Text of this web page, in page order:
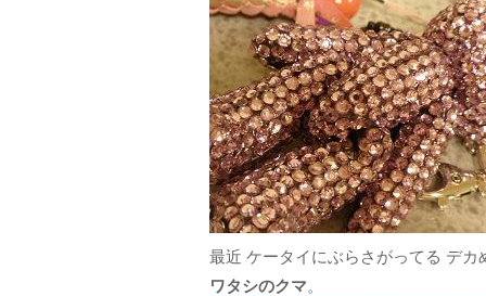
最近 ケータイにぶらさがってる デカ
ワタシのクマ。